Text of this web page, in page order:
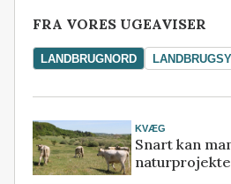
FRA VORES UGEAVISER
LANDBRUGNORD
KVÆG
Snart kan